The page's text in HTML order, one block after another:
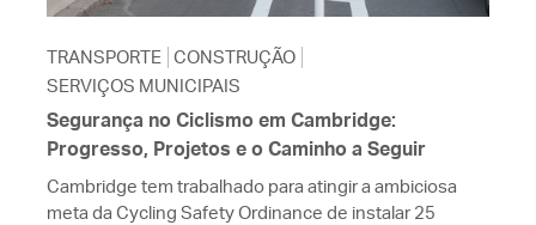
TRANSPORTE CONSTRUÇÃO
SERVIÇOS MUNICIPAIS
Segurança no Ciclismo em Cambridge:
Progresso, Projetos e o Caminho a Seguir
Cambridge tem trabalhado para atingir a ambiciosa
meta da Cycling Safety Ordinance de instalar 25